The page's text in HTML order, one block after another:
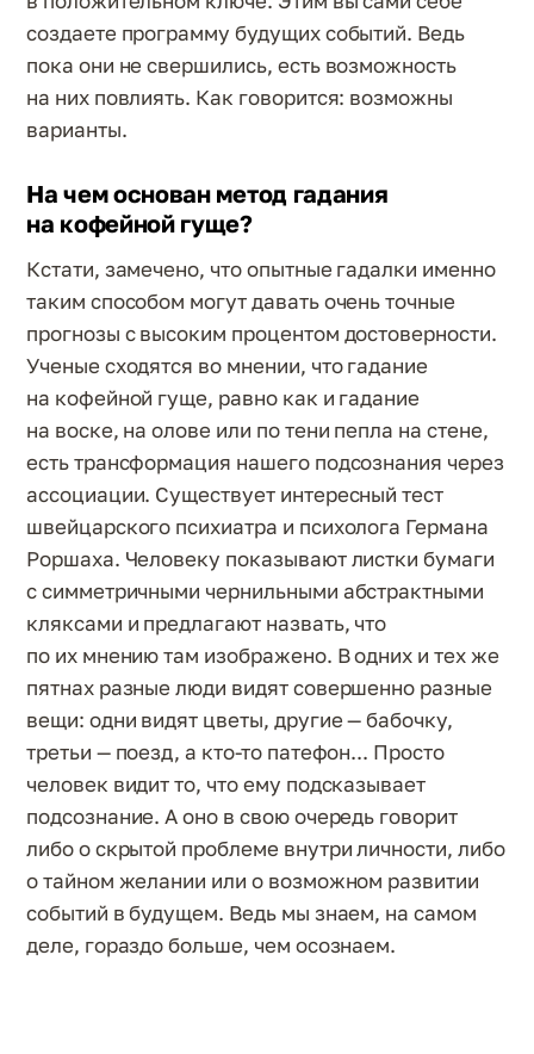
создаете программу будущих событий. Ведь
пока они не свершились, есть возможность
на них повлиять. Как говорится: возможны
варианты.
На чем основан метод гадания
на кофейной гуще?
Кстати, замечено, что опытные гадалки именно
таким способом могут давать очень точные
прогнозы с высоким процентом достоверности.
Ученые сходятся во мнении, что гадание
на кофейной гуще, равно как и гадание
на воске, на олове или по тени пепла на стене,
есть трансформация нашего подсознания через
ассоциации. Существует интересный тест
швейцарского психиатра и психолога Германа
Роршаха. Человеку показывают листки бумаги
с симметричными чернильными абстрактными
кляксами и предлагают назвать, что
по их мнению там изображено. В одних и тех же
пятнах разные люди видят совершенно разные
вещи: одни видят цветы, другие — бабочку,
третьи — поезд, а кто-то патефон... Просто
человек видит то, что ему подсказывает
подсознание. А оно в свою очередь говорит
либо о скрытой проблеме внутри личности, либо
о тайном желании или о возможном развитии
событий в будущем. Ведь мы знаем, на самом
деле, гораздо больше, чем осознаем.